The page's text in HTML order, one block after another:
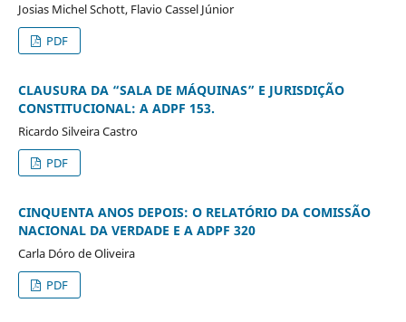
Josias Michel Schott, Flavio Cassel Júnior
PDF
CLAUSURA DA “SALA DE MÁQUINAS” E JURISDIÇÃO
CONSTITUCIONAL: A ADPF 153.
Ricardo Silveira Castro
PDF
CINQUENTA ANOS DEPOIS: O RELATÓRIO DA COMISSÃO
NACIONAL DA VERDADE E A ADPF 320
Carla Dóro de Oliveira
PDF